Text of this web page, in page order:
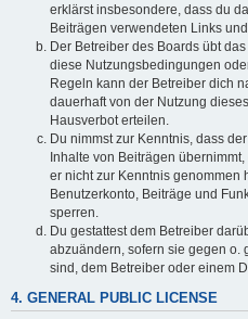
erklärst insbesondere, dass du
Beiträgen verwendeten Links
Der Betreiber des Boards übt
diese Nutzungsbedingungen
Regeln kann der Betreiber dich
dauerhaft von der Nutzung
Hausverbot erteilen.
Du nimmst zur Kenntnis, dass
Inhalte von Beiträgen
er nicht zur Kenntnis genommen
Benutzerkonto, Beiträge und
sperren.
Du gestattest dem Betreiber
abzuändern, sofern sie gegen o.
sind, dem Betreiber oder einem
4. GENERAL PUBLIC LICENSE